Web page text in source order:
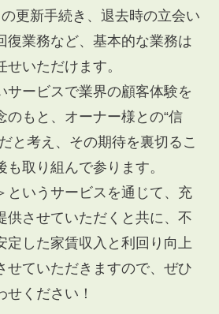
更新手続き、退去時の立会い
復業務など、基本的な業務は
いただけます。
サービスで業界の顧客体験を
のもと、オーナー様との“信
と考え、その期待を裏切るこ
も取り組んで参ります。
というサービスを通じて、充
供させていただくと共に、不
定した家賃収入と利回り向上
せていただきますので、ぜひ
ください！